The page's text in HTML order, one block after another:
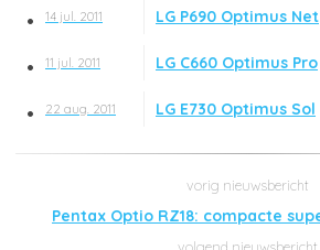
14 jul. 2011 LG P690 Optimus Net
11 jul. 2011 LG C660 Optimus Pro
22 aug. 2011 LG E730 Optimus Sol
Pentax Optio RZ18: compacte